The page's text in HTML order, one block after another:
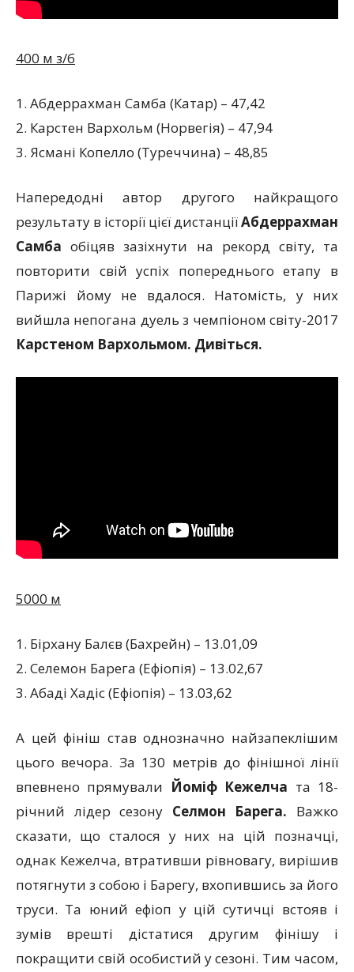
400 м з/б
1. Абдеррахман Самба (Катар) – 47,42
2. Карстен Вархольм (Норвегія) – 47,94
3. Ясмані Копелло (Туреччина) – 48,85
Напередодні автор другого найкращого
результату в історії цієї дистанціїАбдеррахман
Самба обіцяв зазіхнути на рекорд світу, та
повторити свій успіх попереднього етапу в
Парижі йому не вдалося. Натомість, у них
вийшла непогана дуель з чемпіоном світу-2017
Карстеном Вархольмом. Дивіться.
5000 м
1. Бірхану Балєв (Бахрейн) – 13.01,09
2. Селемон Барега (Ефіопія) – 13.02,67
3. Абаді Хадіс (Ефіопія) – 13.03,62
А цей фініш став однозначно найзапеклішим
цього вечора. За 130 метрів до фінішної лінії
впевнено прямували Йоміф Кежелча та 18-
річний лідер сезону Селмон Барега. Важко
сказати, що сталося у них на цій позначці,
однак Кежелча, втративши рівновагу, вирішив
потягнути з собою і Барегу, вхопившись за його
труси. Та юний ефіоп у цій сутичці встояв і
зумів врешті дістатися другим фінішу і
покращити свій особистий у сезоні. Тим часом,